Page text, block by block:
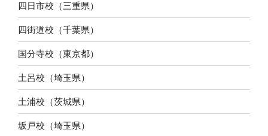
四日市校（三重県）
四街道校（千葉県）
国分寺校（東京都）
土呂校（埼玉県）
土浦校（茨城県）
坂戸校（埼玉県）